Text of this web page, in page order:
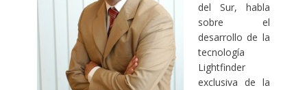
del Sur, habla
sobre el
desarrollo de la
tecnología
Lightfinder
exclusiva de la